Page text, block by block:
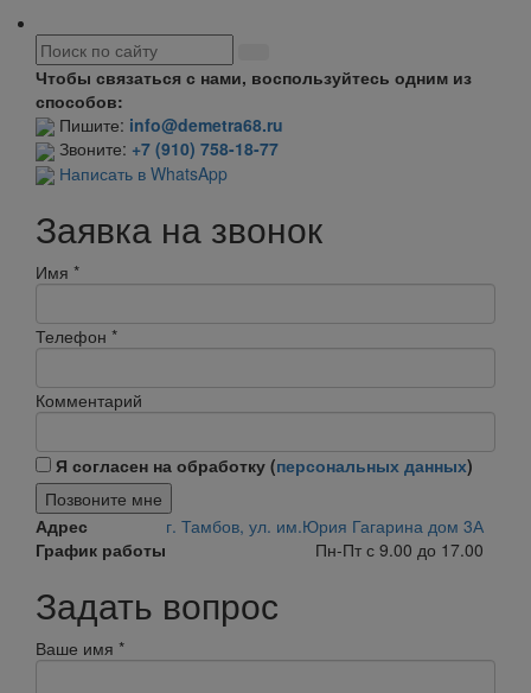
Чтобы связаться с нами, воспользуйтесь одним из
способов:
Пишите: info@demetra68.ru
Звоните: +7 (910) 758-18-77
Написать в WhatsApp
Заявка на звонок
Имя *
Телефон *
Комментарий
Я согласен на обработку (персональных данных)
Позвоните мне
Адрес
г. Тамбов, ул. им.Юрия Гагарина дом 3А
График работы
Пн-Пт с 9.00 до 17.00
Задать вопрос
Ваше имя *